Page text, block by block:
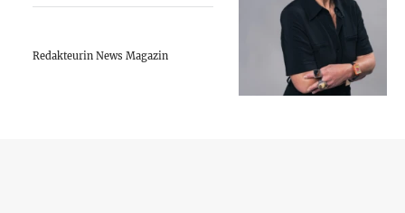
Redakteurin News Magazin